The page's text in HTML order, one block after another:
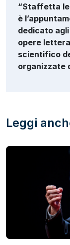
“Staffetta
è
dedicato
opere
scientifico
organizzate
Leggi